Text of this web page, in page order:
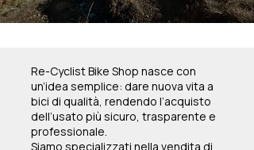
Re-Cyclist Bike Shop nasce con
un’idea semplice: dare nuova vita a
bici di qualità, rendendo l’acquisto
dell’usato più sicuro, trasparente e
professionale.
Siamo specializzati nella vendita di